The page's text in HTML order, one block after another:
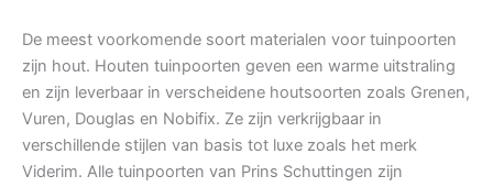
De meest voorkomende soort materialen voor tuinpoorten
zijn hout. Houten tuinpoorten geven een warme uitstraling
en zijn leverbaar in verscheidene houtsoorten zoals Grenen,
Vuren, Douglas en Nobifix. Ze zijn verkrijgbaar in
verschillende stijlen van basis tot luxe zoals het merk
Viderim. Alle tuinpoorten van Prins Schuttingen zijn